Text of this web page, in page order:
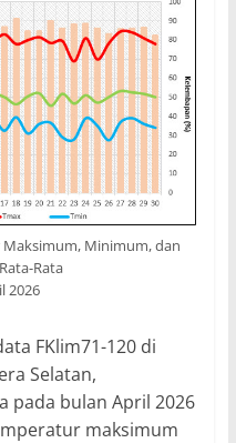
Minimum, dan
Rata
2026
FKlim71-120 di
Selatan,
bulan April 2026
maksimum